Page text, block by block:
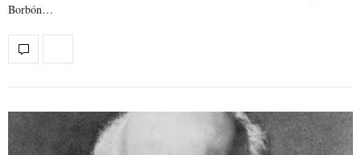
Borbón…